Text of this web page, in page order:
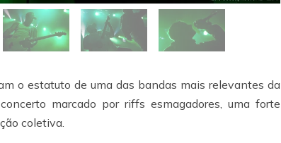
o estatuto de uma das bandas mais relevantes da
marcado por riffs esmagadores, uma forte
coletiva.